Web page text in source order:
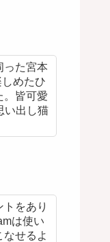
った宮本
めたひ
。皆可愛
い出し猫
をあり
は使い
せるよ